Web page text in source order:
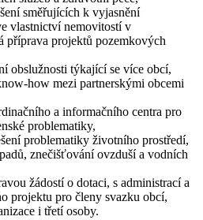
směřujících k vyjasnění
vlastnictví nemovitostí v
příprava projektů pozemkových
obslužnosti týkající se více obcí,
how mezi partnerskými obcemi
a informačního centra pro
problematiky,
problematiky životního prostředí,
znečišťování ovzduší a vodních
žádostí o dotaci, s administrací a
projektu pro členy svazku obcí,
i třetí osoby.